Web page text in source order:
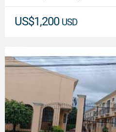
US$1,200 USD
VER